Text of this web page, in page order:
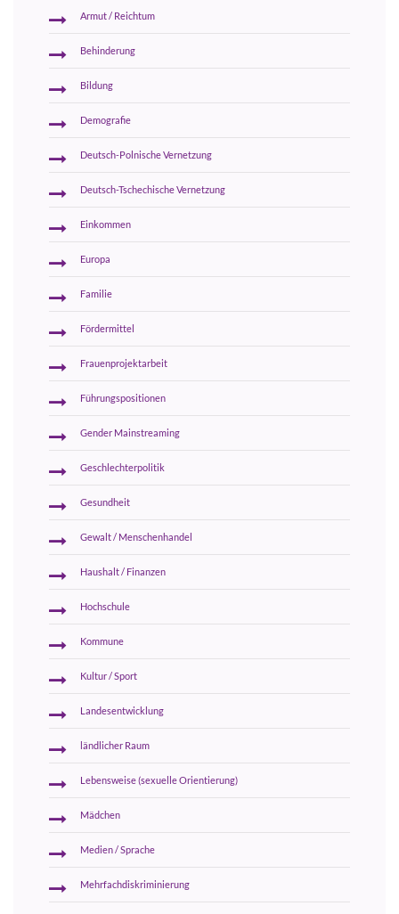
Armut / Reichtum
Behinderung
Bildung
Demografie
Deutsch-Polnische Vernetzung
Deutsch-Tschechische Vernetzung
Einkommen
Europa
Familie
Fördermittel
Frauenprojektarbeit
Führungspositionen
Gender Mainstreaming
Geschlechterpolitik
Gesundheit
Gewalt / Menschenhandel
Haushalt / Finanzen
Hochschule
Kommune
Kultur / Sport
Landesentwicklung
ländlicher Raum
Lebensweise (sexuelle Orientierung)
Mädchen
Medien / Sprache
Mehrfachdiskriminierung